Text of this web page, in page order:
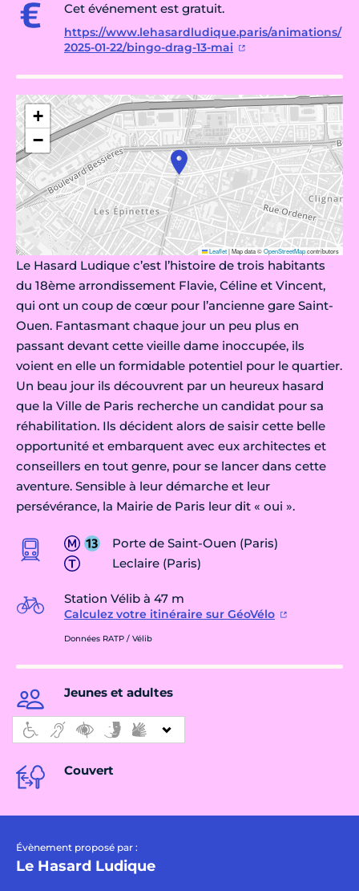
Cet événement est gratuit.
https://www.lehasardludique.paris/animations/
2025-01-22/bingo-drag-13-mai
+
−
Leaflet|Map data ©OpenStreetMapcontributors
Le Hasard Ludique c’est l’histoire de trois habitants
du 18ème arrondissement Flavie, Céline et Vincent,
qui ont un coup de cœur pour l’ancienne gare Saint-
Ouen. Fantasmant chaque jour un peu plus en
passant devant cette vieille dame inoccupée, ils
voient en elle un formidable potentiel pour le quartier.
Un beau jour ils découvrent par un heureux hasard
que la Ville de Paris recherche un candidat pour sa
réhabilitation. Ils décident alors de saisir cette belle
opportunité et embarquent avec eux architectes et
conseillers en tout genre, pour se lancer dans cette
aventure. Sensible à leur démarche et leur
persévérance, la Mairie de Paris leur dit « oui ».
Porte de Saint-Ouen (Paris)
Leclaire (Paris)
Station Vélib à 47 m
Calculez votre itinéraire sur GéoVélo
Données RATP / Vélib
Jeunes et adultes
Couvert
Évènement proposé par :
Le Hasard Ludique